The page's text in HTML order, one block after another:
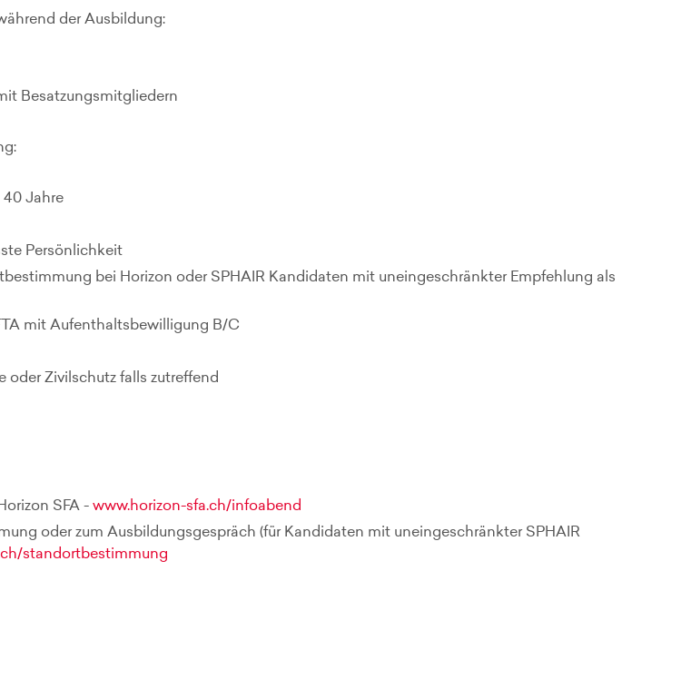
der Ausbildung:
Besatzungsmitgliedern
40 Jahre
Persönlichkeit
bei Horizon oder SPHAIR Kandidaten mit uneingeschränkter Empfehlung als
mit Aufenthaltsbewilligung B/C
oder Zivilschutz falls zutreffend
SFA - www.horizon-sfa.ch/infoabend
oder zum Ausbildungsgespräch (für Kandidaten mit uneingeschränkter SPHAIR
standortbestimmung